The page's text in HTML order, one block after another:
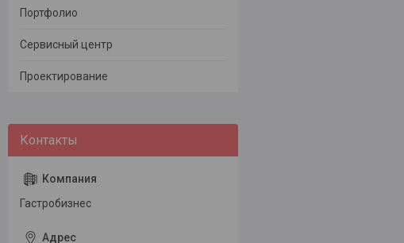
Портфолио
Сервисный центр
Проектирование
Гастробизнес